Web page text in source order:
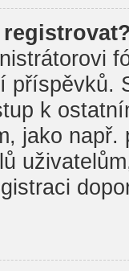
příspěvků.
k
jako např.